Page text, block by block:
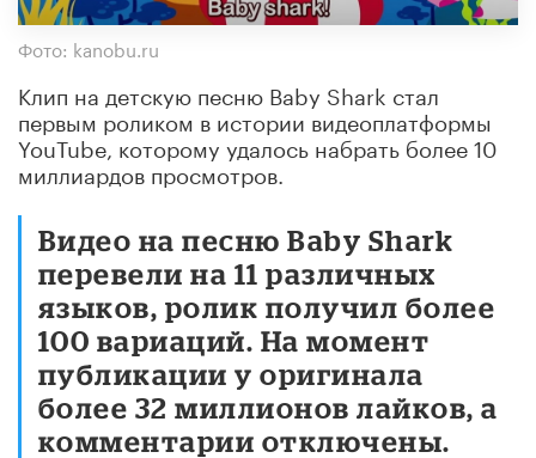
Фото: kanobu.ru
Клип на детскую песню Baby Shark стал
первым роликом в истории видеоплатформы
YouTube, которому удалось набрать более 10
миллиардов просмотров.
Видео на песню Baby Shark
перевели на 11 различных
языков, ролик получил более
100 вариаций. На момент
публикации у оригинала
более 32 миллионов лайков, а
комментарии отключены.